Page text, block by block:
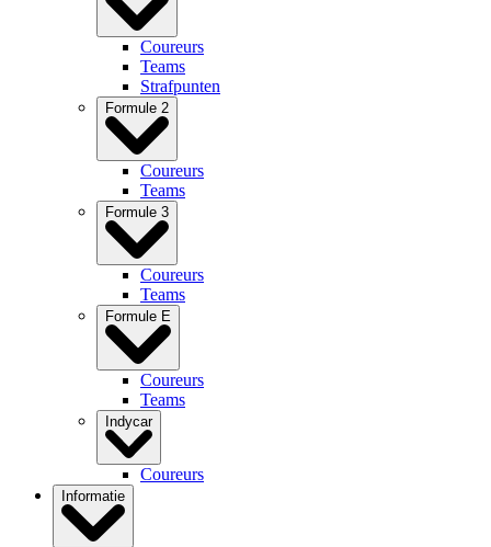
Coureurs
Teams
Strafpunten
Formule 2
Coureurs
Teams
Formule 3
Coureurs
Teams
Formule E
Coureurs
Teams
Indycar
Coureurs
Informatie